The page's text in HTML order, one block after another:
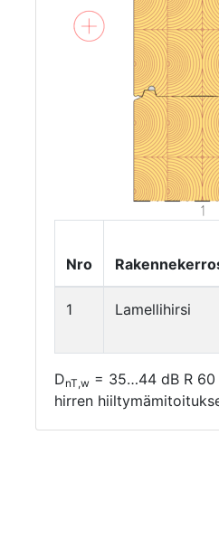
Nro
1 Lamellihirsi
DnT,w = 35…44 dB R 60
hirren